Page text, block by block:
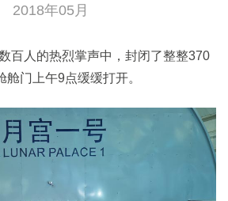
2018年05月
百人的热烈掌声中，封闭了整整370
舱门上午9点缓缓打开。